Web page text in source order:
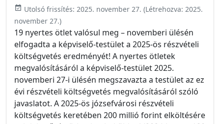
event_available Utolsó frissítés: 2025. november 27. (Létrehozva: 2025.
november 27.)
19 nyertes ötlet valósul meg – novemberi ülésén
elfogadta a képviselő-testület a 2025-ös részvételi
költségvetés eredményét! A nyertes ötletek
megvalósításáról a képviselő-testület 2025.
novemberi 27-i ülésén megszavazta a testület az ez
évi részvételi költségvetés megvalósításáról szóló
javaslatot. A 2025-ös józsefvárosi részvételi
költségvetés keretében 200 millió forint elköltésére